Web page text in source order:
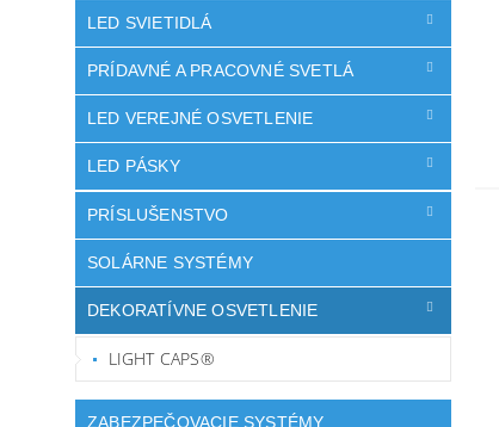
LED SVIETIDLÁ
PRÍDAVNÉ A PRACOVNÉ SVETLÁ
LED VEREJNÉ OSVETLENIE
LED PÁSKY
PRÍSLUŠENSTVO
SOLÁRNE SYSTÉMY
DEKORATÍVNE OSVETLENIE
LIGHT CAPS®
ZABEZPEČOVACIE SYSTÉMY